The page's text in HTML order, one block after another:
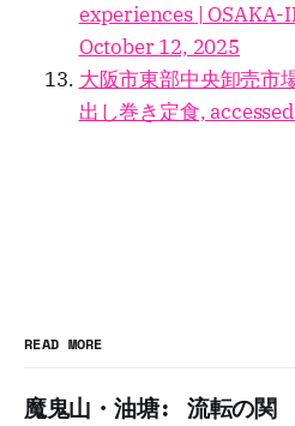
experiences | OSAKA-
October 12, 2025
大阪市東部中央卸売市
出し巻き定食,
READ MORE
魔鬼山・油塘: 流転の関